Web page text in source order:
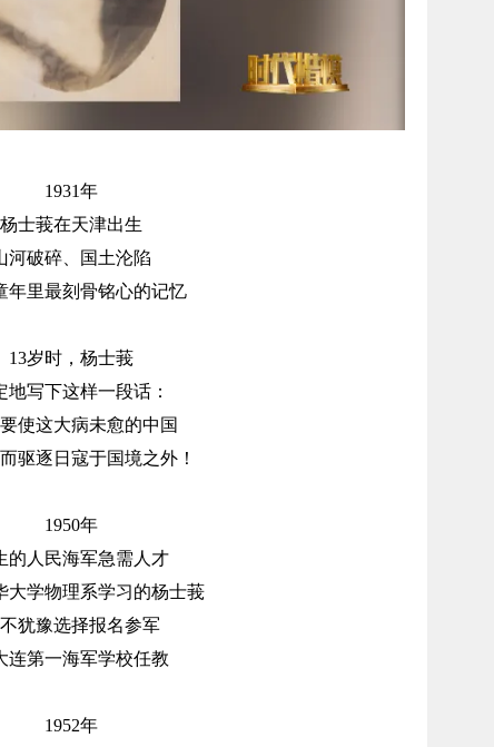
1931年
杨士莪在天津出生
河破碎、国土沦陷
年里最刻骨铭心的记忆
13岁时，杨士莪
地写下这样一段话：
使这大病未愈的中国
驱逐日寇于国境之外！
1950年
的人民海军急需人才
大学物理系学习的杨士莪
犹豫选择报名参军
连第一海军学校任教
1952年